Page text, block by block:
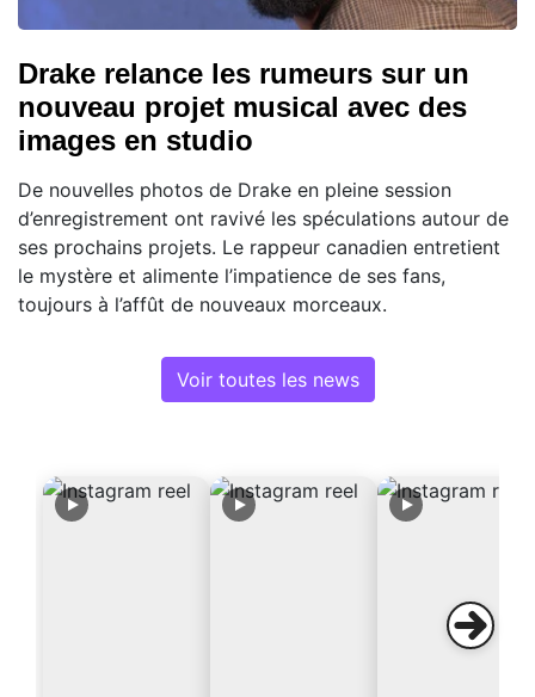
Drake relance les rumeurs sur un
nouveau projet musical avec des
images en studio
De nouvelles photos de Drake en pleine session
d’enregistrement ont ravivé les spéculations autour de
ses prochains projets. Le rappeur canadien entretient
le mystère et alimente l’impatience de ses fans,
toujours à l’affût de nouveaux morceaux.
Voir toutes les news